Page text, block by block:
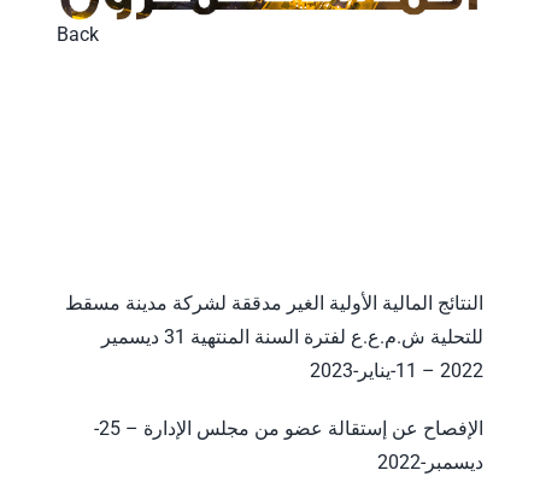
Back
النتائج المالية الأولية الغير مدققة لشركة مدينة مسقط
للتحلية ش.م.ع.ع لفترة السنة المنتهية 31 ديسمير
2022 – 11-يناير-2023
الإفصاح عن إستقالة عضو من مجلس الإدارة – 25-
ديسمبر-2022